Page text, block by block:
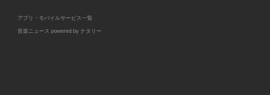
アプリ・モバイルサービス一覧
音楽ニュース powered by ナタリー